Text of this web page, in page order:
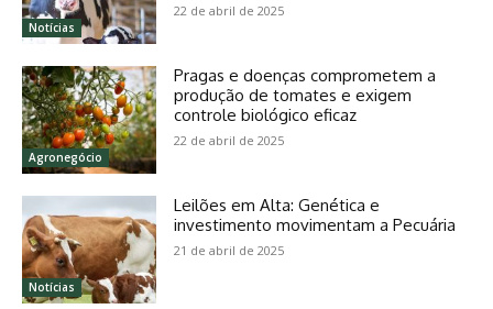
Notícias
22 de abril de 2025
Agronegócio
Pragas e doenças comprometem a
produção de tomates e exigem
controle biológico eficaz
22 de abril de 2025
Notícias
Leilões em Alta: Genética e
investimento movimentam a Pecuária
21 de abril de 2025